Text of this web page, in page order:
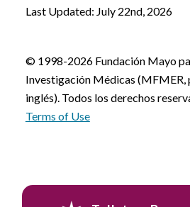
Last Updated: July 22nd, 2026
© 1998-2026 Fundación Mayo
Investigación Médicas (MFMER,
inglés). Todos los derechos
Terms of Use